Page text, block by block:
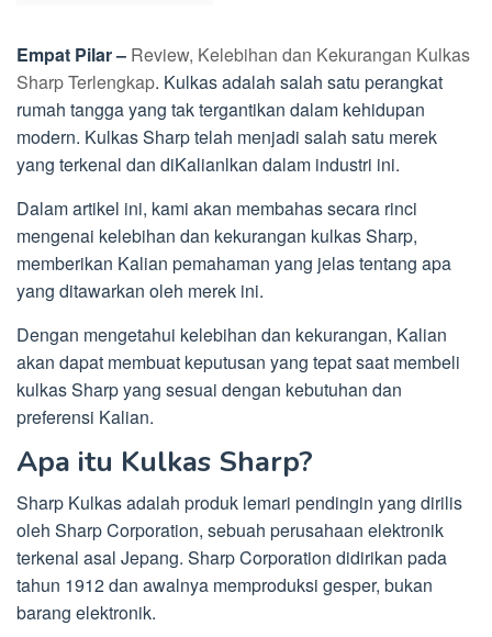
Empat Pilar – Review, Kelebihan dan Kekurangan Kulkas
Sharp Terlengkap. Kulkas adalah salah satu perangkat
rumah tangga yang tak tergantikan dalam kehidupan
modern. Kulkas Sharp telah menjadi salah satu merek
yang terkenal dan diKalianlkan dalam industri ini.
Dalam artikel ini, kami akan membahas secara rinci
mengenai kelebihan dan kekurangan kulkas Sharp,
memberikan Kalian pemahaman yang jelas tentang apa
yang ditawarkan oleh merek ini.
Dengan mengetahui kelebihan dan kekurangan, Kalian
akan dapat membuat keputusan yang tepat saat membeli
kulkas Sharp yang sesuai dengan kebutuhan dan
preferensi Kalian.
Apa itu Kulkas Sharp?
Sharp Kulkas adalah produk lemari pendingin yang dirilis
oleh Sharp Corporation, sebuah perusahaan elektronik
terkenal asal Jepang. Sharp Corporation didirikan pada
tahun 1912 dan awalnya memproduksi gesper, bukan
barang elektronik.